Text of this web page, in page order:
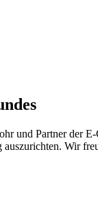
und Partner der
Wir